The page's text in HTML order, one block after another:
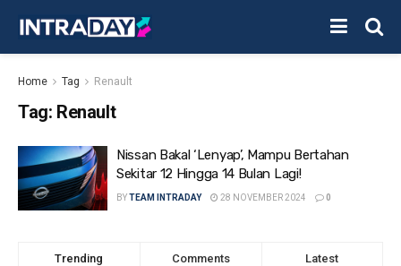
Home Tag Renault
Tag: Renault
Nissan Bakal ‘Lenyap’, Mampu Bertahan
Sekitar 12 Hingga 14 Bulan Lagi!
BYTEAM INTRADAY 28 NOVEMBER 2024 0
Trending Comments Latest